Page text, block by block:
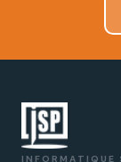
INFORMATIQUE